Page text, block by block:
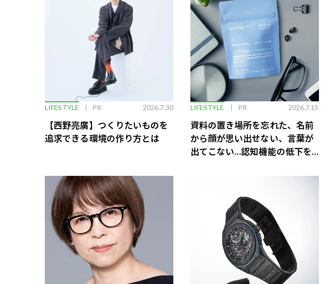
LIFESTYLE PR 2026.7.30
【西野亮廣】つくりたいものを
追求できる環境の作り方とは
LIFESTYLE PR 2026.7.15
資料の置き場所を忘れた、名前
から顔が思い出せない、言葉が
出てこない…認知機能の低下を